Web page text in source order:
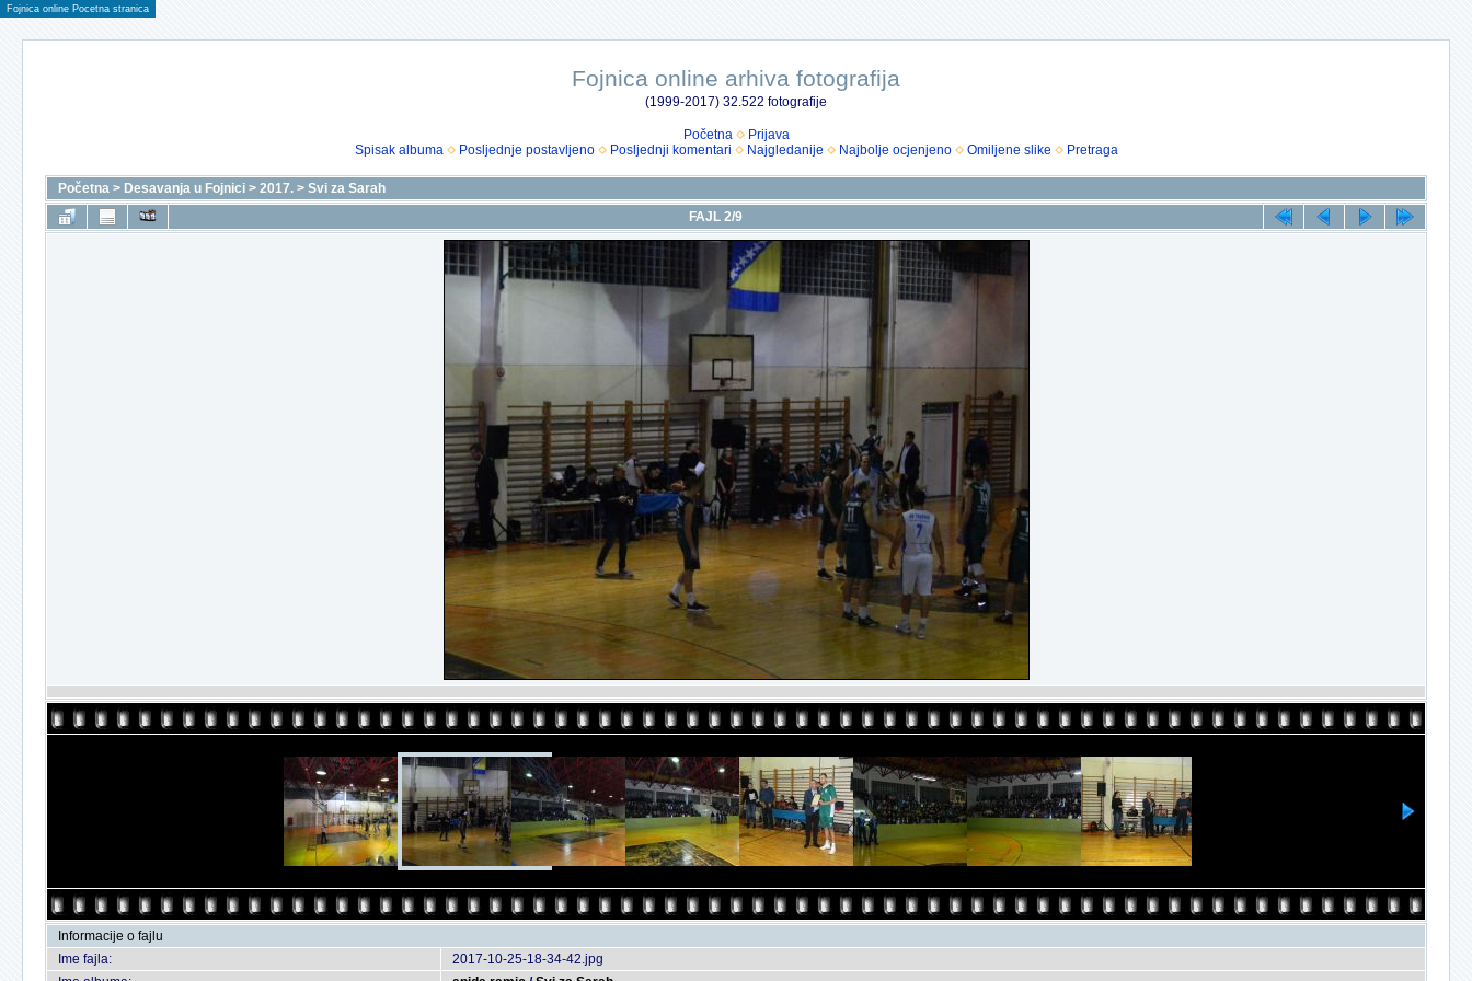
Fojnica online Pocetna stranica
Fojnica online arhiva fotografija
(1999-2017) 32.522 fotografije
Početna
Prijava
Spisak albuma
Posljednje postavljeno Posljednji komentari Najgledanije Najbolje ocjenjeno Omiljene slike Pretraga
Početna > Desavanja u Fojnici > 2017. > Svi za Sarah
FAJL 2/9
Informacije o fajlu
Ime fajla:
2017-10-25-18-34-42.jpg